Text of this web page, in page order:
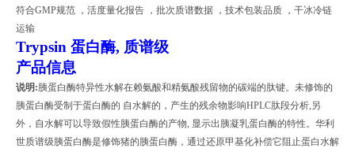
符合GMP规范 ，活度量化报告 ，批次质谱数据 ，技术包装品质 ，干冰冷链
运输
Trypsin 蛋白酶, 质谱级
产品信息
说明 :胰蛋白酶特异性水解在赖氨酸和精氨酸残留物的碳端的肽键。未修饰的
胰蛋白酶受制于蛋白酶的 自水解的，产生的残余物影响HPLC肽段分析 另
外，自水解可以导致假性胰蛋白酶的产物 显示出胰凝乳蛋白酶的特性。华利
世质谱级胰蛋白酶是修饰猪的胰蛋白酶，通过还原甲基化补偿它阻止蛋白水解